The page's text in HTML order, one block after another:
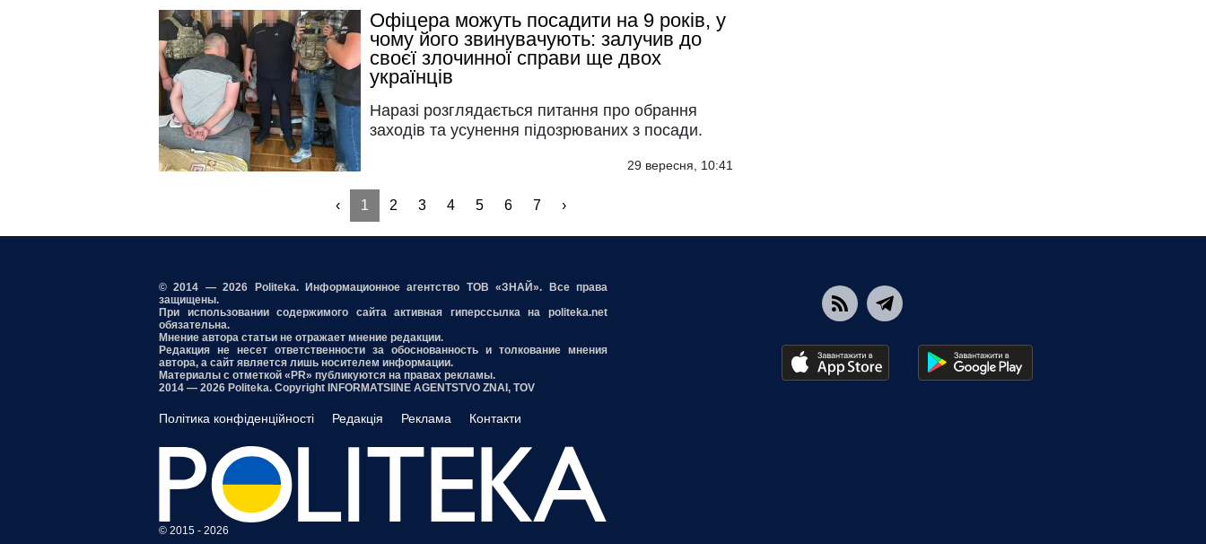
Офіцера можуть посадити на 9 років, у
чому його звинувачують: залучив до
своєї злочинної справи ще двох
українців
Наразі розглядається питання про обрання
заходів та усунення підозрюваних з посади.
29 вересня, 10:41
‹ 1 2 3 4 5 6 7 ›
© 2014 — 2026 Politeka. Информационное агентство ТОВ «ЗНАЙ». Все права
защищены.
При использовании содержимого сайта активная гиперссылка на politeka.net
обязательна.
Мнение автора статьи не отражает мнение редакции.
Редакция не несет ответственности за обоснованность и толкование мнения
автора, а сайт является лишь носителем информации.
Материалы с отметкой «PR» публикуются на правах рекламы.
2014 — 2026 Politeka. Copyright INFORMATSIINE AGENTSTVO ZNAI, TOV
Політика конфіденційності Редакція Реклама Контакти
© 2015 - 2026